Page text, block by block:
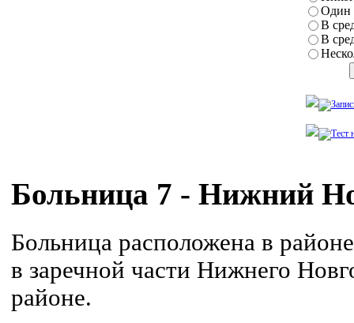
Один
В
В
Больница 7 - Нижний
Больница расположена в
в заречной части Нижнего
районе.